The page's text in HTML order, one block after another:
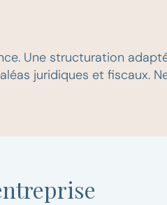
Une structuration
juridiques et fiscaux.